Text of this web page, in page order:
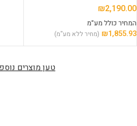
₪2,190.00
המחיר כולל מע"מ
₪1,855.93 (מחיר ללא מע"מ)
טען מוצרים